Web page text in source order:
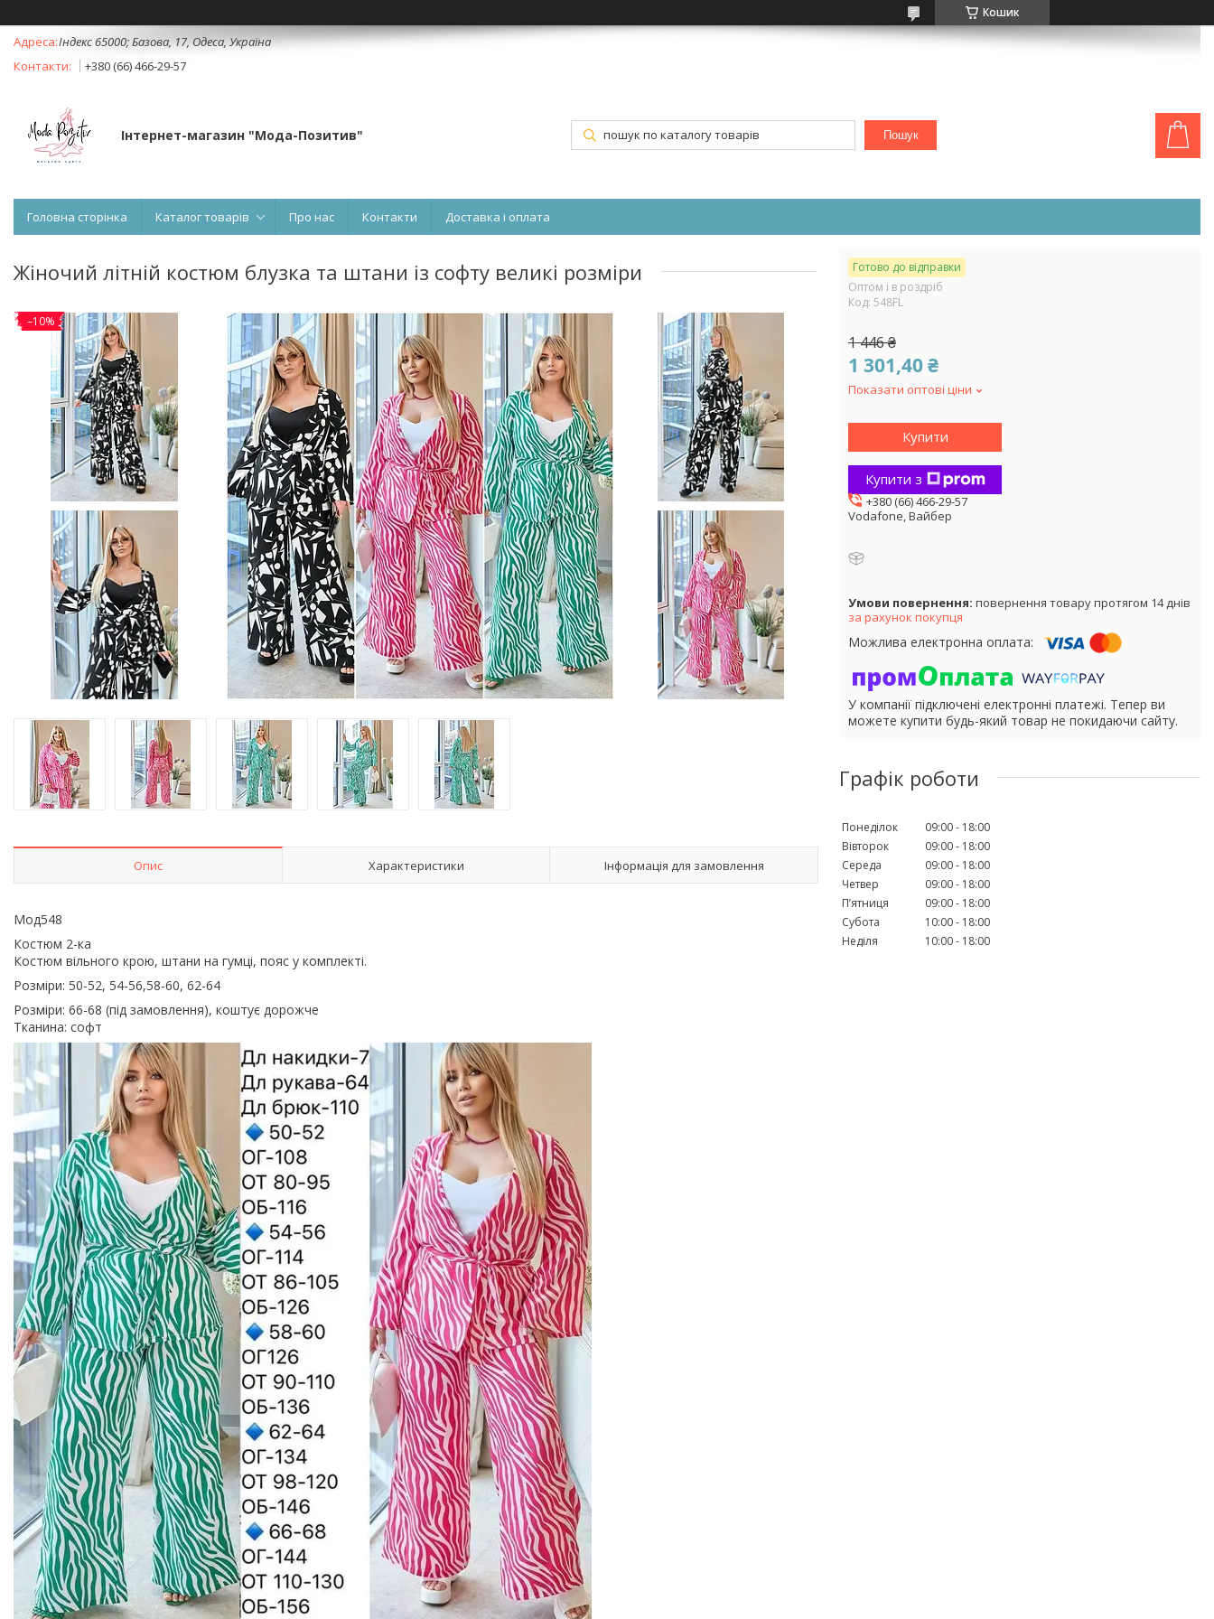
Кошик
Індекс 65000; Базова, 17, Одеса, Україна
+380 (66) 466-29-57
Інтернет-магазин "Мода-Позитив" Пошук
Головна сторінка Каталог товарів Про нас Контакти Доставка і оплата
Жіночий літній костюм блузка та штани із софту великі розміри
–10%
Опис Характеристики Інформація для замовлення
Мод548
Костюм 2-ка
Костюм вільного крою, штани на гумці, пояс у комплекті.
Розміри: 50-52, 54-56,58-60, 62-64
Розміри: 66-68 (під замовлення), коштує дорожче
Тканина: софт
Готово до відправки
Оптом і в роздріб
Код: 548FL
1 446 ₴
1 301,40 ₴
Показати оптові ціни
Купити
Купити з
+380 (66) 466-29-57
Vodafone, Вайбер
повернення товару протягом 14 днів
за рахунок покупця
У компанії підключені електронні платежі. Тепер ви
можете купити будь-який товар не покидаючи сайту.
Графік роботи
Понеділок 09:00
18:00
Вівторок
09:00
18:00
Середа
09:00
18:00
Четвер
09:00
18:00
Пʼятниця
09:00
18:00
Субота
10:00
18:00
Неділя
10:00 18:00